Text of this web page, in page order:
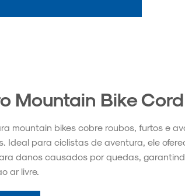
Mountain Bike
mountain bikes cobre roubos, furtos e
Ideal para ciclistas de aventura, ele
danos causados por quedas,
ar livre.